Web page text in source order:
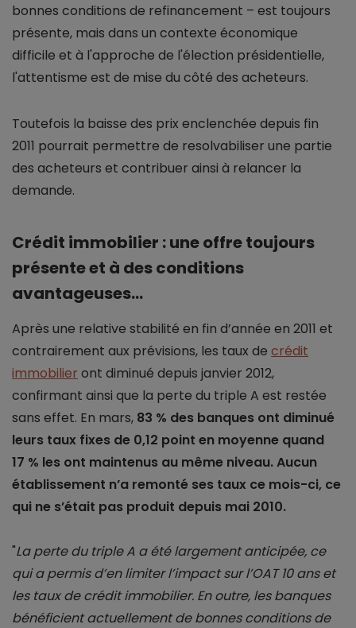
bonnes conditions de refinancement – est toujours
présente, mais dans un contexte économique
difficile et à l'approche de l'élection présidentielle,
l'attentisme est de mise du côté des acheteurs.
Toutefois la baisse des prix enclenchée depuis fin
2011 pourrait permettre de resolvabiliser une partie
des acheteurs et contribuer ainsi à relancer la
demande.
Crédit immobilier : une offre toujours
présente et à des conditions
avantageuses…
Après une relative stabilité en fin d’année en 2011 et
contrairement aux prévisions, les taux de crédit
immobilier ont diminué depuis janvier 2012,
confirmant ainsi que la perte du triple A est restée
sans effet. En mars, 83 % des banques ont diminué
leurs taux fixes de 0,12 point en moyenne quand
17 % les ont maintenus au même niveau. Aucun
établissement n’a remonté ses taux ce mois-ci, ce
qui ne s’était pas produit depuis mai 2010.
"La perte du triple A a été largement anticipée, ce
qui a permis d’en limiter l’impact sur l’OAT 10 ans et
les taux de crédit immobilier. En outre, les banques
bénéficient actuellement de bonnes conditions de